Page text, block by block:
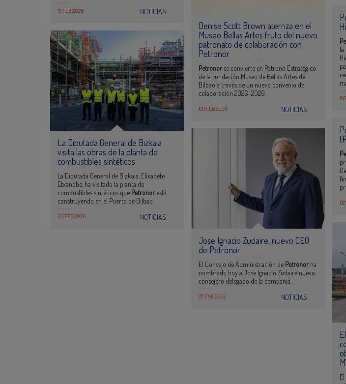
13 FEB 2026 NOTICIAS
Denise Scott Brown aterriza en el
Museo Bellas Artes fruto del nuevo
patronato de colaboración con
Petronor
Petronor se convierte en Patrono Estratégico
de la Fundación Museo de Bellas Artes de
Bilbao a través de un nuevo convenio de
colaboración 2026-2029.
09 FEB 2026 NOTICIAS
la
La Diputada General de Bizkaia
visita las obras de la planta de
combustibles sintéticos
La Diputada General de Bizkaia, Elixabete
Etxanobe, ha visitado la planta de
combustibles sintéticos que Petronor está
construyendo en el Puerto de Bilbao.
03 FEB 2026 NOTICIAS
Jose Ignacio Zudaire, nuevo CEO
de Petronor
El Consejo de Administración de Petronor ha
nombrado hoy a Jose Ignacio Zudaire nuevo
consejero delegado de la compañía.
27 ENE 2026 NOTICIAS